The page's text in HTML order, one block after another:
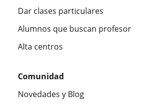
Dar clases particulares
Alumnos que buscan profesor
Alta centros
Comunidad
Novedades y Blog